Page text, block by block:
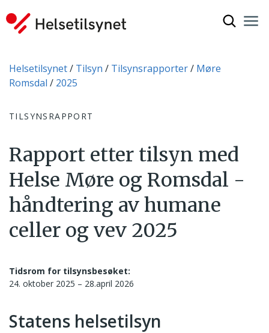
Du er her:
Helsetilsynet Tilsyn Tilsynsrapporter
Møre
Romsdal
2025
TILSYNSRAPPORT
Rapport etter tilsyn med
Helse Møre og Romsdal -
håndtering av humane
celler og vev 2025
Tidsrom for tilsynsbesøket:
24. oktober 2025 – 28.april 2026
Statens helsetilsyn